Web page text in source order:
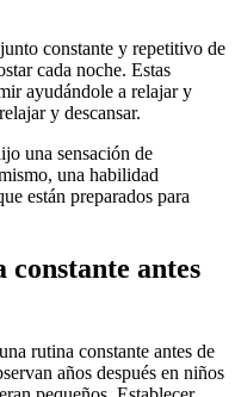
constante y repetitivo de
cada noche. Estas
ayudándole a relajar y
y descansar.
una sensación de
una habilidad
están preparados para
antes
rutina constante antes de
años después en niños